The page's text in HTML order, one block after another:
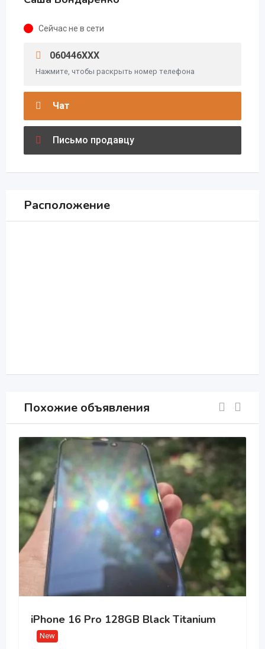
Сейчас не в сети
060446XXX
Нажмите, чтобы раскрыть номер телефона
Чат
Письмо продавцу
Расположение
Похожие объявления
iPhone 16 Pro 128GB Black Titanium
New